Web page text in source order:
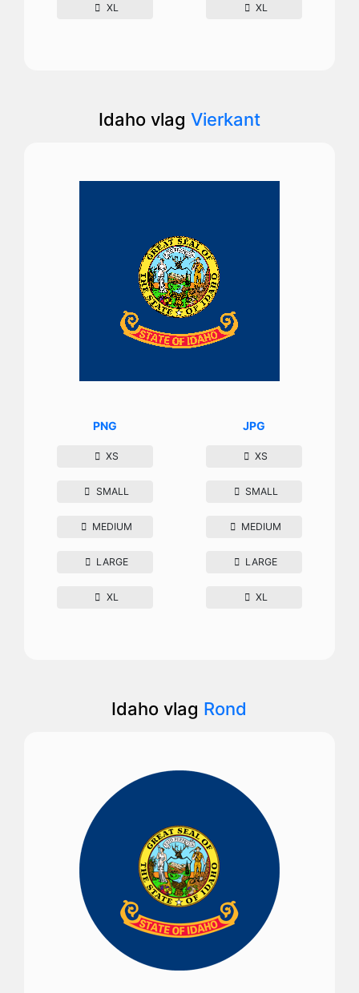
XL XL
Idaho vlag Vierkant
PNG
XS
SMALL
MEDIUM
LARGE
XL
JPG
XS
SMALL
MEDIUM
LARGE
XL
Idaho vlag Rond